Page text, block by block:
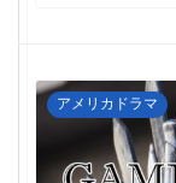
アメリカドラマ